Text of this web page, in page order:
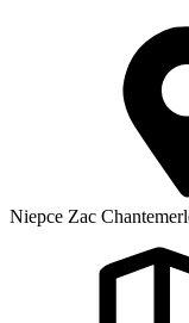
Niepce Zac